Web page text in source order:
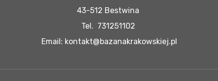
43-512 Bestwina
Tel. 731251102
Email: kontakt@bazanakrakowskiej.pl